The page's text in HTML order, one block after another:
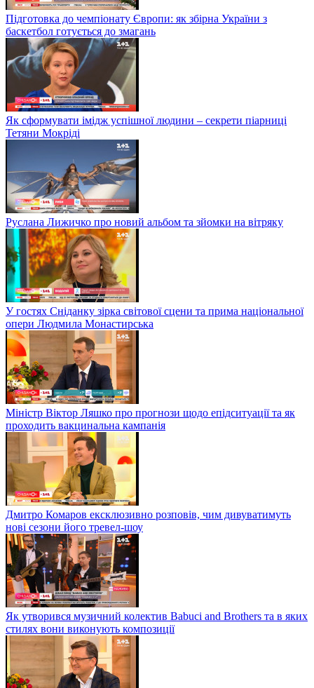
Підготовка до чемпіонату Європи: як збірна України з
баскетбол готується до змагань
Як сформувати імідж успішної людини – секрети піарниці
Тетяни Мокріді
Руслана Лижичко про новий альбом та зйомки на вітряку
У гостях Сніданку зірка світової сцени та прима національної
опери Людмила Монастирська
Міністр Віктор Ляшко про прогнози щодо епідситуації та як
проходить вакцинальна кампанія
Дмитро Комаров ексклюзивно розповів, чим дивуватимуть
нові сезони його тревел-шоу
Як утворився музичний колектив Babuci and Brothers та в яких
стилях вони виконують композиції